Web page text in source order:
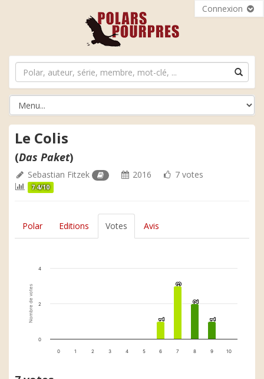
Connexion
Le Colis
(Das Paket)
Sebastian Fitzek 2016 7 votes
7.4/10
Polar Editions Votes Avis
Nombre de votes 1
1
3
3
2
2
1
1
0 1 2 3 4 5 6 7 8 9 10
0
2
4